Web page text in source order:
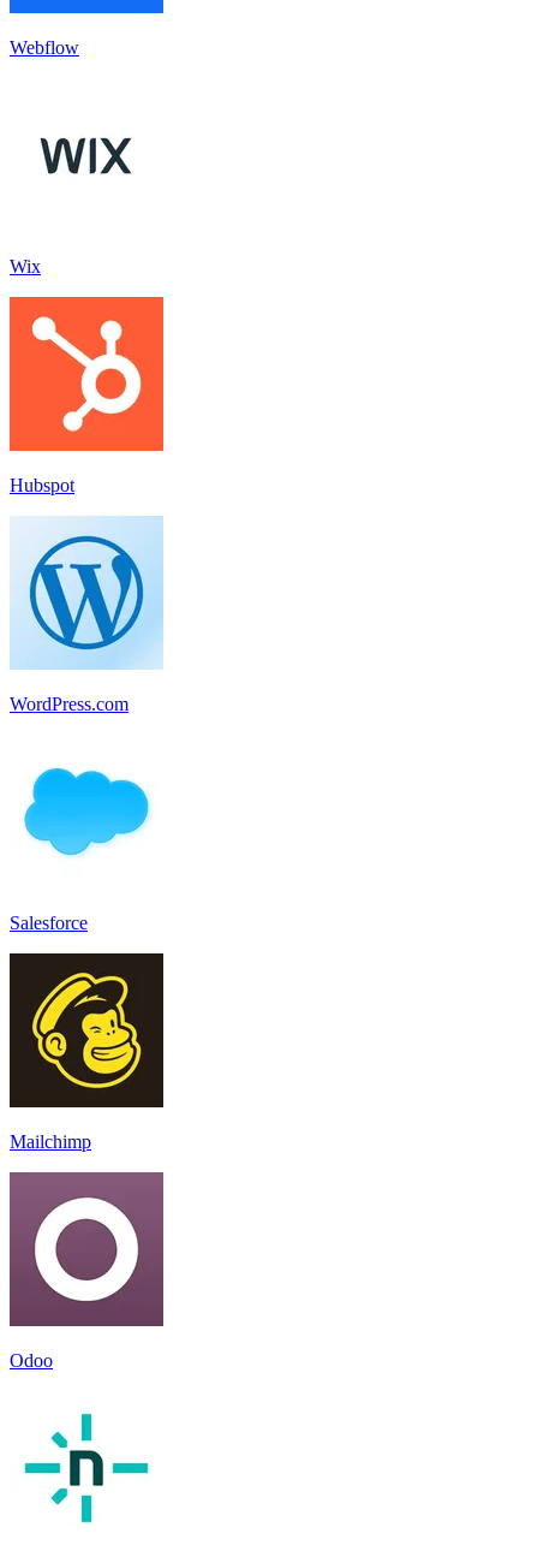
Webflow
Wix
Hubspot
WordPress.com
Salesforce
Mailchimp
Odoo